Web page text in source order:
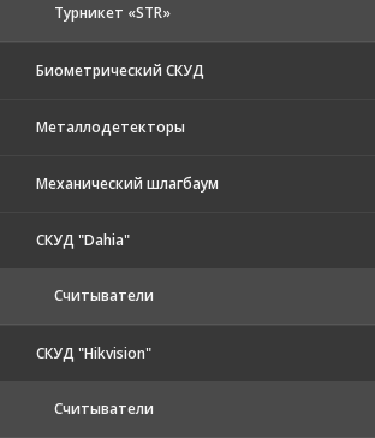
Турникет «STR»
Биометрический СКУД
Металлодетекторы
Механический шлагбаум
СКУД "Dahia"
Считыватели
СКУД "Hikvision"
Считыватели